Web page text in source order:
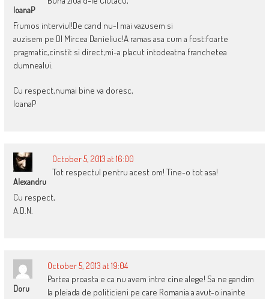
IoanaP
Frumos interviul!De cand nu-l mai vazusem si
auzisem pe Dl Mircea Danieliuc!A ramas asa cum a fost:foarte
pragmatic,cinstit si direct;mi-a placut intodeatna franchetea
dumnealui.
Cu respect,numai bine va doresc,
IoanaP
Alexandru
October 5, 2013 at 16:00
Tot respectul pentru acest om! Tine-o tot asa!
Cu respect,
A.D.N.
Doru
October 5, 2013 at 19:04
Partea proasta e ca nu avem intre cine alege! Sa ne gandim
la pleiada de politicieni pe care Romania a avut-o inainte